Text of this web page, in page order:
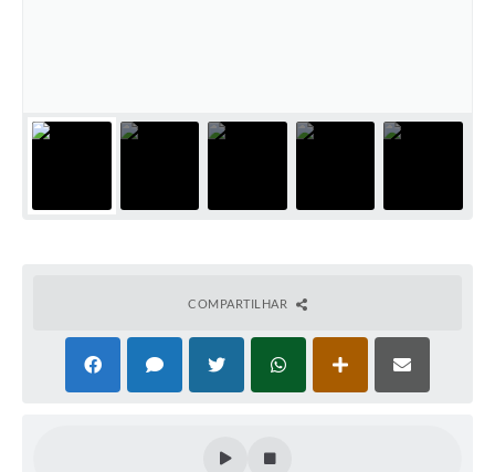
Legislação
Acessibilidade
Secretarias
COMPARTILHAR